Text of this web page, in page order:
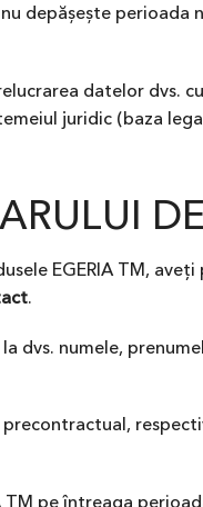
depășește perioada
datelor dvs.
juridic (baza
EGERIA TM,
.
dvs. numele,
pe întreaga